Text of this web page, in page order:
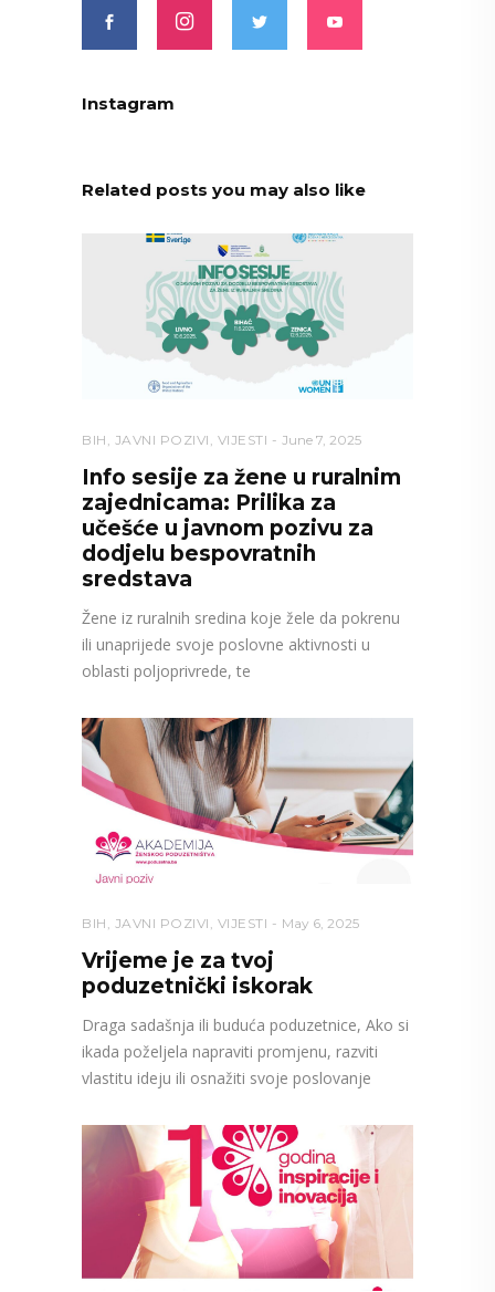
Instagram
Related posts you may also like
BIH JAVNI POZIVI VIJESTI June 7, 2025
Info sesije za žene u ruralnim
zajednicama: Prilika za
učešće u javnom pozivu za
dodjelu bespovratnih
sredstava
Žene iz ruralnih sredina koje žele da pokrenu
ili unaprijede svoje poslovne aktivnosti u
oblasti poljoprivrede, te
BIH , JAVNI POZIVI , VIJESTI May 6, 2025
Vrijeme je za tvoj
poduzetnički iskorak
Draga sadašnja ili buduća poduzetnice, Ako si
ikada poželjela napraviti promjenu, razviti
vlastitu ideju ili osnažiti svoje poslovanje